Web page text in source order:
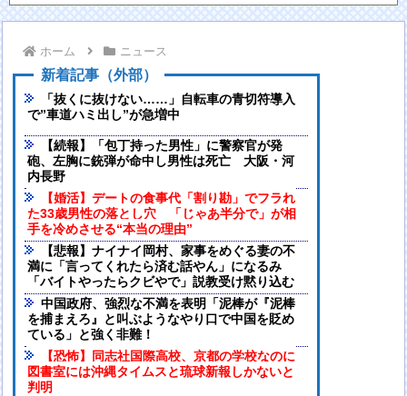
ホーム ニュース
新着記事（外部）
「抜くに抜けない……」自転車の青切符導入
で”車道ハミ出し”が急増中
【続報】「包丁持った男性」に警察官が発
砲、左胸に銃弾が命中し男性は死亡 大阪・河
内長野
【婚活】デートの食事代「割り勘」でフラれ
た33歳男性の落とし穴 「じゃあ半分で」が相
手を冷めさせる“本当の理由”
【悲報】ナイナイ岡村、家事をめぐる妻の不
満に「言ってくれたら済む話やん」になるみ
「バイトやったらクビやで」説教受け黙り込む
中国政府、強烈な不満を表明「泥棒が『泥棒
を捕まえろ』と叫ぶようなやり口で中国を貶め
ている」と強く非難！
【恐怖】同志社国際高校、京都の学校なのに
図書室には沖縄タイムスと琉球新報しかないと
判明